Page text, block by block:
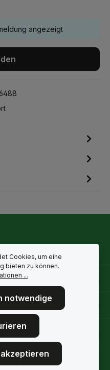
angezeigt
Cookies, um eine
bieten zu können.
...
notwendige